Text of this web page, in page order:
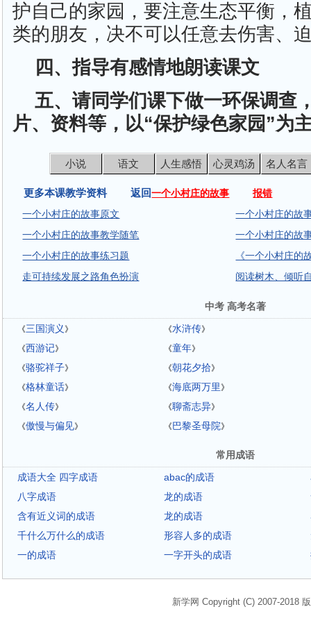
护自己的家园，要注意生态平衡，
类的朋友，决不可以任意去伤害、
四、指导有感情地朗读课文
五、请同学们课下做一环保调查
片、资料等，以“保护绿色家园”为
小说 语文 人生感悟 心灵鸡汤 名人名言
更多本课教学资料 返回一个小村庄的故事
报错
一个小村庄的故事原文
一个小村庄的故
一个小村庄的故事教学随笔
一个小村庄的故
一个小村庄的故事练习题
《一个小村庄的
走可持续发展之路角色扮演
阅读树木、倾听
中考 高考名著
《三国演义 》 《水浒传》
《西游记》 《童年》
《骆驼祥子》 《朝花夕拾》
《格林童话》 《海底两万里 》
《名人传》 《聊斋志异》
《傲慢与偏见》 《巴黎圣母院》
常用成语
成语大全 四字成语
abac的成语
八字成语
龙的成语
含有近义词的成语
龙的成语
千什么万什么的成语
形容人多的成语
一的成语
一字开头的成语
新学网 Copyright (C) 2007-2018